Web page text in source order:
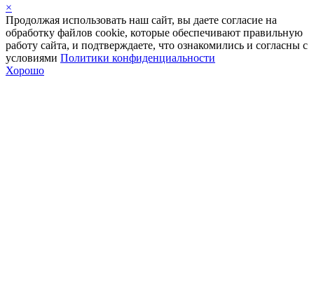
×
Продолжая использовать наш сайт, вы даете согласие на
обработку файлов cookie, которые обеспечивают правильную
работу сайта, и подтверждаете, что ознакомились и согласны с
условиями Политики конфиденциальности
Хорошо